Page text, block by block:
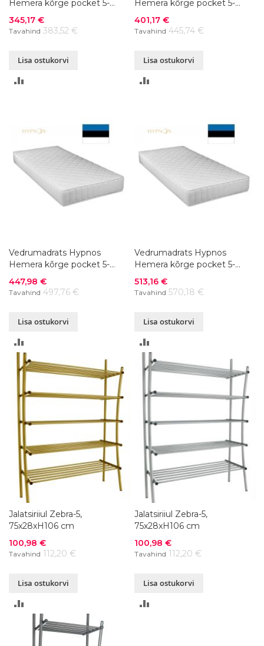
Hemera kõrge pocket 5-
zone 120x200xK23 cm
Soodushind
345,17 €
Tavahind 383,52 €
Lisa ostukorvi
Hemera kõrge pocket 5-
zone 140x200xK23 cm
Soodushind
401,17 €
Tavahind 445,74 €
Lisa ostukorvi
Vedrumadrats Hypnos
Hemera kõrge pocket 5-
zone 160x200xK23 cm
Soodushind
447,98 €
Tavahind 497,76 €
Lisa ostukorvi
VÕRDLUSESSE
Vedrumadrats Hypnos
Hemera kõrge pocket 5-
zone 180x200xK23 cm
Soodushind
513,16 €
Tavahind 570,18 €
Lisa ostukorvi
VÕRDLUSESSE
Jalatsiriiul Zebra-5,
75x28xH106 cm
Soodushind
100,98 €
Tavahind 112,20 €
Lisa ostukorvi
VÕRDLUSESSE
Jalatsiriiul Zebra-5,
75x28xH106 cm
Soodushind
100,98 €
Tavahind 112,20 €
Lisa ostukorvi